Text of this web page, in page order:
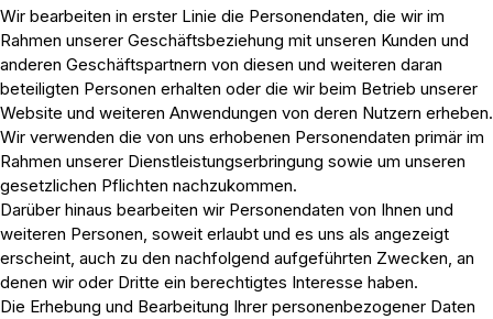
Wir bearbeiten in erster Linie die Personendaten, die wir im
Rahmen unserer Geschäftsbeziehung mit unseren Kunden und
anderen Geschäftspartnern von diesen und weiteren daran
beteiligten Personen erhalten oder die wir beim Betrieb unserer
Website und weiteren Anwendungen von deren Nutzern erheben.
Wir verwenden die von uns erhobenen Personendaten primär im
Rahmen unserer Dienstleistungserbringung sowie um unseren
gesetzlichen Pflichten nachzukommen.
Darüber hinaus bearbeiten wir Personendaten von Ihnen und
weiteren Personen, soweit erlaubt und es uns als angezeigt
erscheint, auch zu den nachfolgend aufgeführten Zwecken, an
denen wir oder Dritte ein berechtigtes Interesse haben.
Die Erhebung und Bearbeitung Ihrer personenbezogener Daten